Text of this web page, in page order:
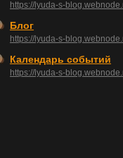
https://lyuda-s-
Блог
https://lyuda-s-
Календарь событий
https://lyuda-s-